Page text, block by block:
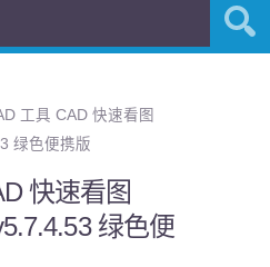
工具 CAD 快速看图
绿色便携版
快速看图
绿色便